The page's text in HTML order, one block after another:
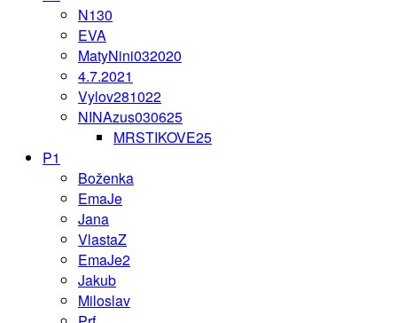
N130
EVA
MatyNini032020
4.7.2021
Vylov281022
NINAzus030625
MRSTIKOVE25
P1
Boženka
EmaJe
Jana
VlastaZ
EmaJe2
Jakub
Miloslav